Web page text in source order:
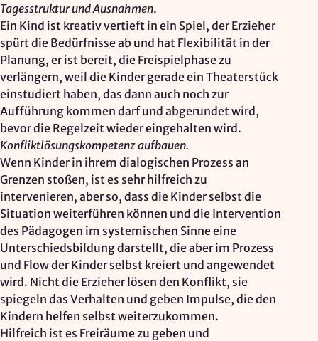
Tagesstruktur und Ausnahmen.
Ein Kind ist kreativ vertieft in ein Spiel, der Erzieher
spürt die Bedürfnisse ab und hat Flexibilität in der
Planung, er ist bereit, die Freispielphase zu
verlängern, weil die Kinder gerade ein Theaterstück
einstudiert haben, das dann auch noch zur
Aufführung kommen darf und abgerundet wird,
bevor die Regelzeit wieder eingehalten wird.
Konfliktlösungskompetenz aufbauen.
Wenn Kinder in ihrem dialogischen Prozess an
Grenzen stoßen, ist es sehr hilfreich zu
intervenieren, aber so, dass die Kinder selbst die
Situation weiterführen können und die Intervention
des Pädagogen im systemischen Sinne eine
Unterschiedsbildung darstellt, die aber im Prozess
und Flow der Kinder selbst kreiert und angewendet
wird. Nicht die Erzieher lösen den Konflikt, sie
spiegeln das Verhalten und geben Impulse, die den
Kindern helfen selbst weiterzukommen.
Hilfreich ist es Freiräume zu geben und